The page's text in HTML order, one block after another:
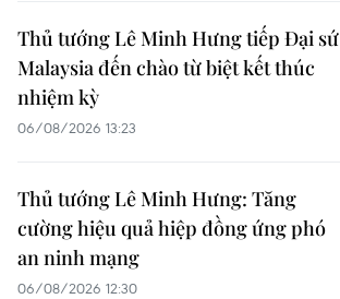
Thủ tướng Lê Minh Hưng tiếp Đại sứ
Malaysia đến chào từ biệt kết thúc
nhiệm kỳ
06/08/2026 13:23
Thủ tướng Lê Minh Hưng: Tăng
cường hiệu quả hiệp đồng ứng phó
an ninh mạng
06/08/2026 12:30